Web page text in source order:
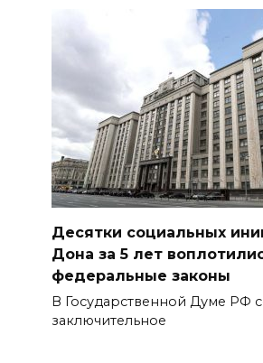
Десятки социальных
Дона за 5 лет
федеральные законы
В Государственной Думе РФ
заключительное